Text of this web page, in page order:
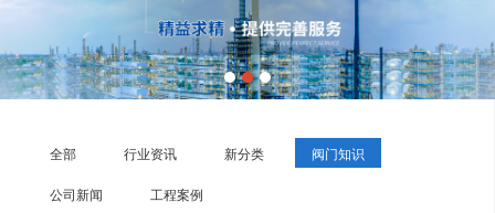
全部 行业资讯 新分类 阀门知识
公司新闻 工程案例